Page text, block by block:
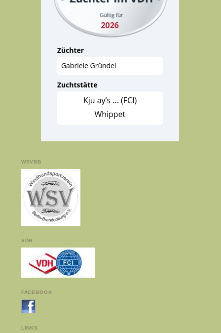
WSVBB
VDH
FACEBOOK
LINKS